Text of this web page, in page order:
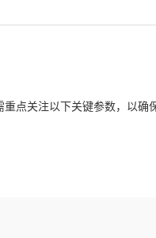
点关注以下关键参数，以确